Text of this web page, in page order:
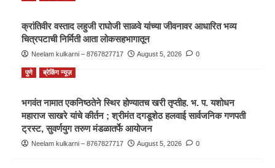
क्रांतिवीर वस्ताद लहुजी राघोजी साळवे यांच्या जीवनावर आधारित भव्य
चित्रपटाची निर्मिती आता लोकसहभागातून
Neelam kulkarni – 8767827717 August 5, 2026 0
पुणे ब्रेकिंग न्यूज़
भगवंत नामात एकनिष्ठतेने स्थिर होण्यातच खरी तृप्तीह. भ. प. यशोधन
महाराज साखरे यांचे कीर्तन ; श्रीमंत दगडूशेठ हलवाई सार्वजनिक गणपती
ट्रस्ट, सुवर्णयुग तरुण मंडळातर्फे आयोजन
Neelam kulkarni – 8767827717 August 5, 2026 0